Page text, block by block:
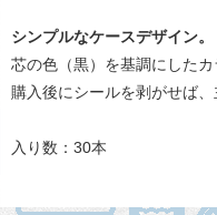
シンプルなケースデザイン。
芯の色（黒）を基調にしたカ
購入後にシールを剥がせば
入り数：30本